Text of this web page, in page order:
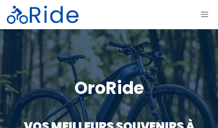
Aller
au
contenu
OroRide